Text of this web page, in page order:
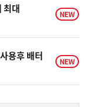
락
최대
NEW
용후 배터
NEW